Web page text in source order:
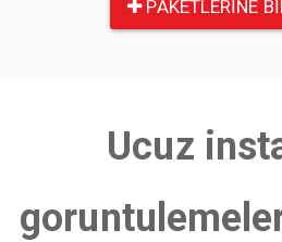
PAKETLERINE
Ucuz